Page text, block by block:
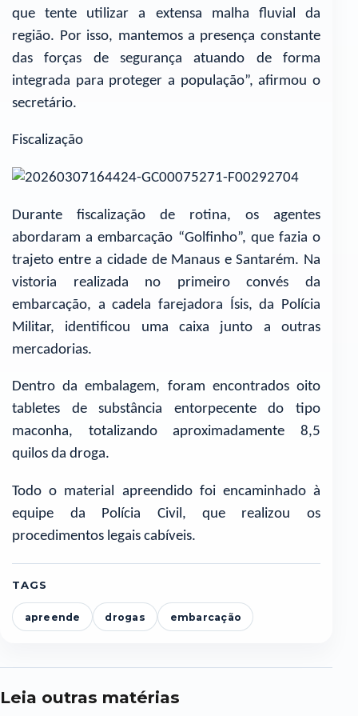
que tente utilizar a extensa malha fluvial da
região. Por isso, mantemos a presença constante
das forças de segurança atuando de forma
integrada para proteger a população”, afirmou o
secretário.
Fiscalização
Durante fiscalização de rotina, os agentes
abordaram a embarcação “Golfinho”, que fazia o
trajeto entre a cidade de Manaus e Santarém. Na
vistoria realizada no primeiro convés da
embarcação, a cadela farejadora Ísis, da Polícia
Militar, identificou uma caixa junto a outras
mercadorias.
Dentro da embalagem, foram encontrados oito
tabletes de substância entorpecente do tipo
maconha, totalizando aproximadamente 8,5
quilos da droga.
Todo o material apreendido foi encaminhado à
equipe da Polícia Civil, que realizou os
procedimentos legais cabíveis.
TAGS
apreende drogas embarcação
Leia outras matérias